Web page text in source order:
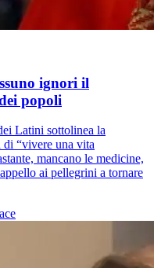
ignori il
popoli
Latini sottolinea la
di “vivere una vita
mancano le medicine,
ai pellegrini a tornare